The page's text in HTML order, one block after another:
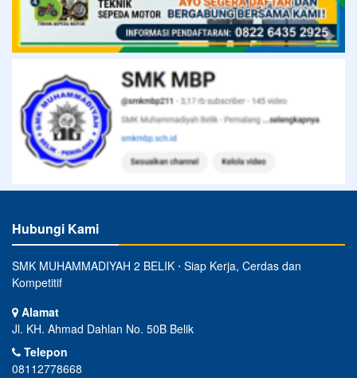
Hubungi Kami
SMK MUHAMMADIYAH 2 BELIK ⋅ Siap Kerja, Cerdas dan
Kompetitif
Alamat
Jl. KH. Ahmad Dahlan No. 50B Belik
Telepon
08112778668